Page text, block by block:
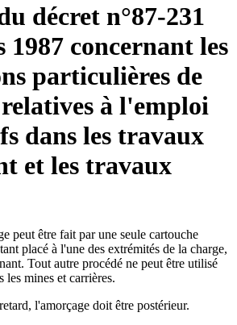
décret n°87-231
1987 concernant les
particulières de
à l'emploi
dans les travaux
et les travaux
peut être fait par une seule cartouche
placé à l'une des extrémités de la charge,
Tout autre procédé ne peut être utilisé
les mines et carrières.
l'amorçage doit être postérieur.